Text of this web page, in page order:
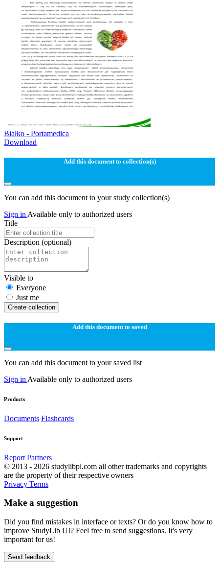
Białko - Portamedica
Download
Add this document to collection(s)
You can add this document to your study collection(s)
Sign in Available only to authorized users
Title
Description (optional)
Visible to
Everyone
Just me
Create collection
Add this document to saved
You can add this document to your saved list
Sign in Available only to authorized users
Products
Documents Flashcards
Support
Report Partners
© 2013 - 2026 studylibpl.com all other trademarks and copyrights
are the property of their respective owners
Privacy Terms
Make a suggestion
Did you find mistakes in interface or texts? Or do you know how to
improve StudyLib UI? Feel free to send suggestions. It's very
important for us!
Send feedback